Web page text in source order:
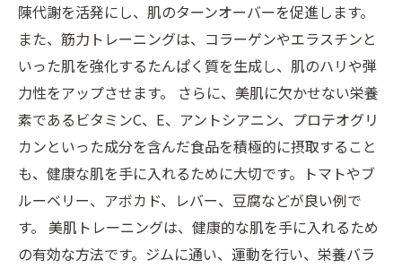
陳代謝を活発にし、肌のターンオーバーを促進します。
また、筋力トレーニングは、コラーゲンやエラスチンと
いった肌を強化するたんぱく質を生成し、肌のハリや弾
力性をアップさせます。 さらに、美肌に欠かせない栄養
素であるビタミンC、E、アントシアニン、プロテオグリ
カンといった成分を含んだ食品を積極的に摂取すること
も、健康な肌を手に入れるために大切です。トマトやブ
ルーベリー、アボカド、レバー、豆腐などが良い例で
す。 美肌トレーニングは、健康的な肌を手に入れるため
の有効な方法です。ジムに通い、運動を行い、栄養バラ